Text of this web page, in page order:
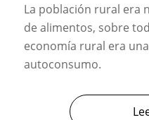
La población rural era
de alimentos, sobre
economía rural era
autoconsumo.